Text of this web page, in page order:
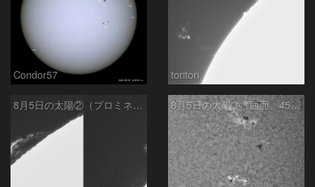
Condor57 toritori
8月5日の太陽②（プロミネンス北東縁 ） 8月5日の太陽➂（西面 4502 C1.7フレア ）